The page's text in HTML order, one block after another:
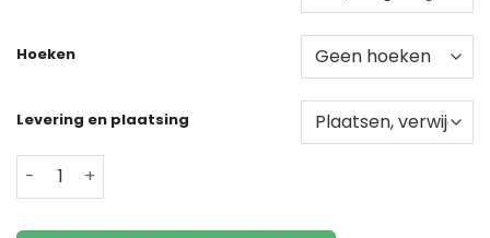
Hoeken
Levering en plaatsing
Prijsopgave schutting Antraciet Diamantpaal aantal